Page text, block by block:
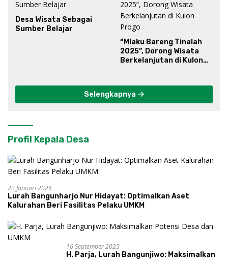
Desa Wisata Sebagai
Sumber Belajar
“Mlaku Bareng Tinalah
2025”, Dorong Wisata
Berkelanjutan di Kulon
Selengkapnya
Profil Kepala Desa
22 Januari 2026
Lurah Bangunharjo Nur Hidayat: Optimalkan Aset
Kalurahan Beri Fasilitas Pelaku UMKM
16 September 2025
H. Parja, Lurah Bangunjiwo: Maksimalkan